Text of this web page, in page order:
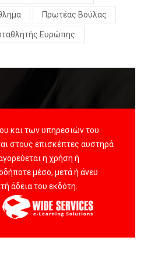
Πρωτέας Βούλας
Ευρώπης
και των υπηρεσιών του
στους επισκέπτες αυστηρά
η χρήση ή
μέσο, μετά ή άνευ
άδεια του εκδότη.